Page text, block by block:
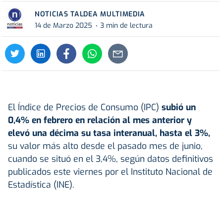
NOTICIAS TALDEA MULTIMEDIA
14 de Marzo 2025
3 min de lectura
El Índice de Precios de Consumo (IPC) subió un
0,4% en febrero en relación al mes anterior y
elevó una décima su tasa interanual, hasta el 3%,
su valor más alto desde el pasado mes de junio,
cuando se situó en el 3,4%, según datos definitivos
publicados este viernes por el Instituto Nacional de
Estadística (INE).